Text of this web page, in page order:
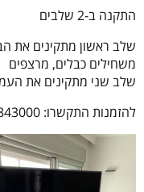
התקנה ב-2 שלבים
שלב ראשון מתקינים את
משחילים כבלים, מרצפים
שלב שני מתקינים את
להזמנות התקשרו: 050-7843000